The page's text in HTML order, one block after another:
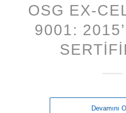
OSG EX-
9001:
Devamını